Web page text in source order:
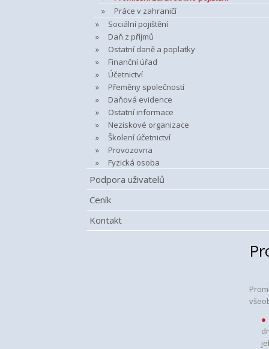
Práce v zahraničí
Sociální pojištění
Daň z příjmů
Ostatní daně a poplatky
Finanční úřad
Účetnictví
Přeměny společností
Daňová evidence
Ostatní informace
Neziskové organizace
Školení účetnictví
Provozovna
Fyzická osoba
Podpora uživatelů
Ceník
Kontakt